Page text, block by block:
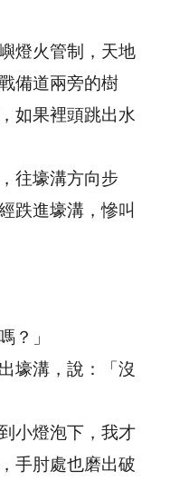
燈火管制，天地
備道兩旁的樹
如果裡頭跳出水
往壕溝方向步
跌進壕溝，慘叫
？」
溝，說：「沒
燈泡下，我才
手肘處也磨出破